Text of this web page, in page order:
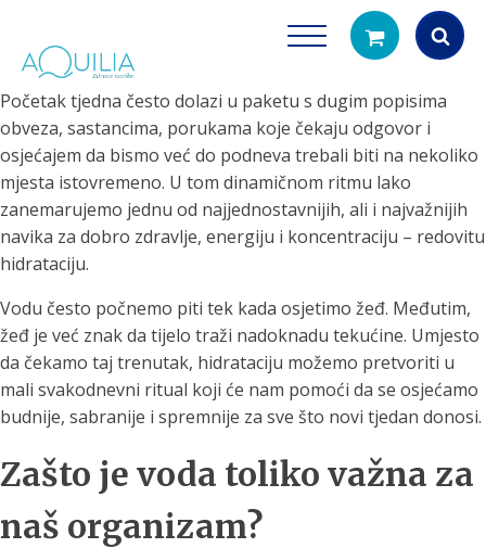
Products
search
Početak tjedna često dolazi u paketu s dugim popisima
obveza, sastancima, porukama koje čekaju odgovor i
osjećajem da bismo već do podneva trebali biti na nekoliko
mjesta istovremeno. U tom dinamičnom ritmu lako
zanemarujemo jednu od najjednostavnijih, ali i najvažnijih
navika za dobro zdravlje, energiju i koncentraciju – redovitu
hidrataciju.
Vodu često počnemo piti tek kada osjetimo žeđ. Međutim,
žeđ je već znak da tijelo traži nadoknadu tekućine. Umjesto
da čekamo taj trenutak, hidrataciju možemo pretvoriti u
mali svakodnevni ritual koji će nam pomoći da se osjećamo
budnije, sabranije i spremnije za sve što novi tjedan donosi.
Zašto je voda toliko važna za
naš organizam?
Tuš glave
filtriranje vode za tuširanje
Vrčevi za
Potpuno prijenosno
čistu vodu za